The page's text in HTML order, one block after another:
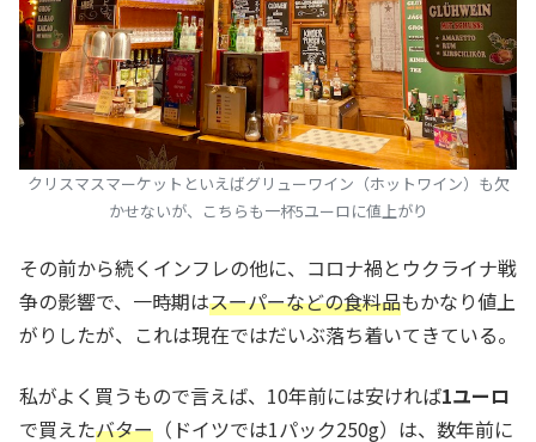
クリスマスマーケットといえばグリューワイン（ホットワイン）も欠
かせないが、こちらも一杯5ユーロに値上がり
その前から続くインフレの他に、コロナ禍とウクライナ戦
争の影響で、一時期はスーパーなどの食料品もかなり値上
がりしたが、これは現在ではだいぶ落ち着いてきている。
私がよく買うもので言えば、10年前には安ければ1ユーロ
で買えたバター （ドイツでは1パック250g）は、数年前に